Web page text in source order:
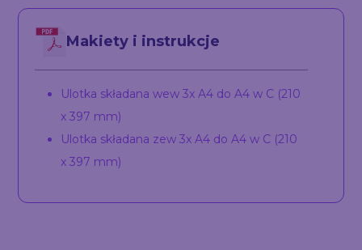
Makiety i instrukcje
Ulotka składana wew 3x A4 do A4 w C (210
x 397 mm)
Ulotka składana zew 3x A4 do A4 w C (210
x 397 mm)